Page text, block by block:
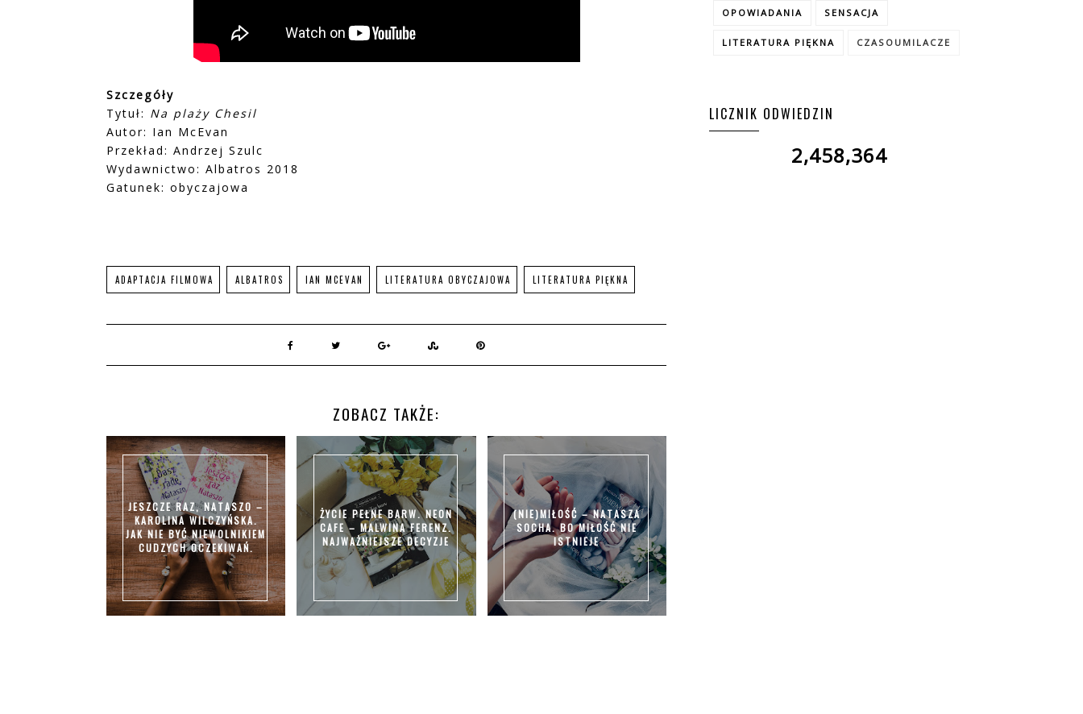
Szczegóły
Tytuł: Na plaży Chesil
Autor: Ian McEvan
Przekład: Andrzej Szulc
Wydawnictwo: Albatros 2018
Gatunek: obyczajowa
ADAPTACJA FILMOWA ALBATROS IAN MCEVAN LITERATURA OBYCZAJOWA LITERATURA PIĘKNA
ZOBACZ TAKŻE:
JESZCZE RAZ, NATASZO –
KAROLINA WILCZYŃSKA.
JAK NIE BYĆ NIEWOLNIKIEM
CUDZYCH OCZEKIWAŃ.
ŻYCIE PEŁNE BARW. NEON
CAFE – MALWINA FERENZ.
NAJWAŻNIEJSZE DECYZJE
(NIE)MIŁOŚĆ – NATASZA
SOCHA. BO MIŁOŚĆ NIE
ISTNIEJE
OPOWIADANIA SENSACJA
LITERATURA PIĘKNA CZASOUMILACZE
LICZNIK ODWIEDZIN
2,458,364